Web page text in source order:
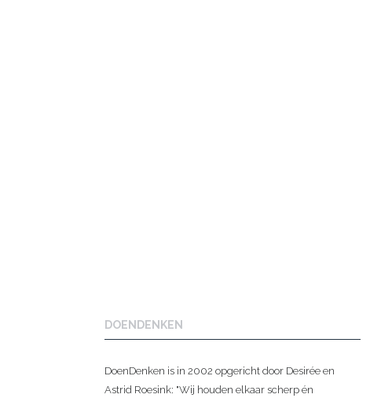
DOENDENKEN
DoenDenken is in 2002 opgericht door Desirée en
Astrid Roesink: "Wij houden elkaar scherp én